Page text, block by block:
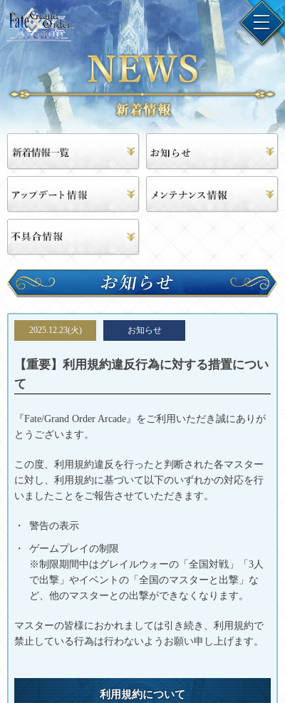
お知らせ
2025.12.23(火) お知らせ
【重要】利用規約違反行為に対する措置につい
て
『Fate/Grand Order Arcade』をご利用いただき誠にありが
とうございます。
この度、利用規約違反を行ったと判断された各マスター
に対し、利用規約に基づいて以下のいずれかの対応を行
いましたことをご報告させていただきます。
警告の表示
ゲームプレイの制限
※制限期間中はグレイルウォーの「全国対戦」「3人
で出撃」やイベントの「全国のマスターと出撃」な
ど、他のマスターとの出撃ができなくなります。
マスターの皆様におかれましては引き続き、利用規約で
禁止している行為は行わないようお願い申し上げます。
利用規約について